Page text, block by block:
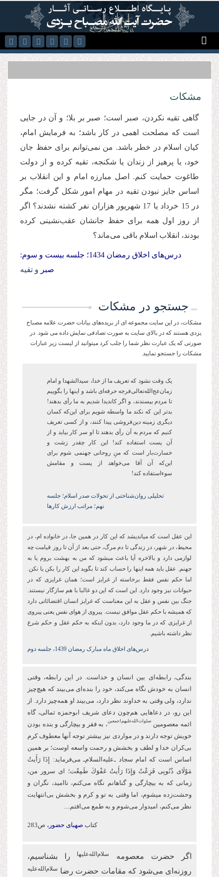
رفتن به محتوای اصلی
مشكات
گاهی تقیه نکردن، صبر است؛ صبر بر بلا؛ و آن در جایی
است که مصلحت اهمی در كار باشد؛ به فرمایش امام،
کیان اسلام در خطر باشد. من نمی‌توانم برای حفظ جان
خود، یا پرهیز از زندان یا شكنجه، تقیه کرده و از دولت
طاغوت حمایت كنم. اصل مبارزه امام و این انقلاب بر
اساس جایز نبودن تقیه در مهام امور شکل گرفت؛ مگر
در 15 خرداد یا 17 شهریور هزاران نفر کشته نشدند؟ اگر
از روز اول همه برای حفظ جانشان عقب‌نشینی کرده
بودند، انقلاب اسلام باقی می‌ماند؟
درس‌های اخلاق رمضان 1434؛ جلسه بیست و سوم:
صبر و تقیه
جستجو در مشکات
مشکات، در این سایت مجموعه ای از بریده‌های بیانات حضرت علامه مصباح
یزدی هستند که در بالای سایت به صورت تصادفی نمایش داده می شود. در
صورتی که یک عبارت نظر شما را جلب کرد میتوانید از لیست زیر عبارات
مشکات را جستجو نمایید.
یک وقت نشود که تعریف ما از خدا، سیدالشهدا و امام
زمان‌عج‌الله‌تعالی‌فرجه حرفه‌ای باشد و این­ها را بگوییم
تا مردم بپسندند، و اگر کاندیدا شدیم به ما رأی بدهند!
بدتر این که نکند ما واسطه شویم برای این‌که کسان
دیگری زمینه دین‌فروشی پیدا کنند، و از کسی تعریف
کنیم که مردم به آن رأی ‌بدهند تا او سر کار بیاید و از
آن پست‌ استفاده کند! این کار چقدر زشت و
خسارتبار است که منِ روحانی جهنمی شوم برای
اینکه آن آقا می‌خواهد از پست و مقامش
سوءاستفاده کند!
تحلیلی روان‌شناختی از تحولات صدر اسلام؛ جلسه
نهم؛ مراتب ارزش کارها
این عقل است که میاندیشد که این کار در همین جا، در خانواده ام، در
محیط، در شهر، در زندگی تا دم مرگ، حتی بعد از آن تا روز قیامت چه
لوازمی دارد و بالاخره آیا باعث میشود که من به بهشت بروم یا به
جهنم. عقل باید همه اینها را حساب کند تا بگوید این کار را بکن یا نکن.
اما حکم نفس فقط برخاسته از غرایز است؛ همان غرایزی که در
حیوانات نیز وجود دارد. این است که این دو غالبا با هم سازگار نیستند.
جنگ بین نفس و عقل به این معناست که غرایز انسان اقتضائاتی دارد
که همیشه با حکم عقل موافق نیست. پیروی از هوای نفس یعنی پیروی
از غرایزی که در ما وجود دارد، بدون اینکه به حکم عقل و حکم شرع
نظر داشته باشیم.
درس‌های اخلاق ماه مبارک رمضان 1439، جلسه دوم
بندگی، رابطه‌ای بین انسان و خداست. در این رابطه، وقتی
انسان به خودش نگاه می‌کند، خود را بنده‌ای می‌بیند که هیچ‌چیز
ندارد، ولی وقتی به خداوند نظر دارد، می‌بیند او همه‌چیز دارد. از
این‌ رو، در دعاهایی هم‌چون دعای شریف ابو‌حمزه ثمالی، گاه
ائمه معصومین صلوات‌‌الله‌‌عليهم‌‌اجمعين ، به فقر و بیچارگی و بنده بودن
خویش توجه دارند و در مواردی نیز بیشتر توجه آنها معطوف كرم
بی‌کران خدا و لطف و بخشش و رحمت واسعه اوست؛ بر همین
اساس است كه امام سجاد ـ‌علیه‌السلام‌ـ می‌فرماید: إِذَا رَأَیتُ
مَوْلَای ذُنُوبِی فَزِعْتُ وَإِذَا رَأَیتُ عَفْوَكَ طَمِعْت؛ ای سرور من،
زمانی که به بیچارگی و گناهانم نگاه می‌کنم، ناامید، نگران و
وحشت‌زده می‏شوم، اما وقتی به تو و كرم و بخشش بی‌انتهایت
نظر می‌کنم، امیدوار ‏می‌شوم و به طمع می‌افتم....
کتاب صهبای حضور، ص283
اگر حضرت معصومه سلام‌الله‌علیها را بشناسیم،
روزنه‌ای می‌شود که مقامات حضرت رضا سلام‌الله‌علیه